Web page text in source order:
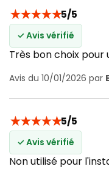
★★★★★5/5
✓ Avis vérifié
Très bon choix pour
Avis du 10/01/2026 par
★★★★★5/5
✓ Avis vérifié
Non utilisé pour